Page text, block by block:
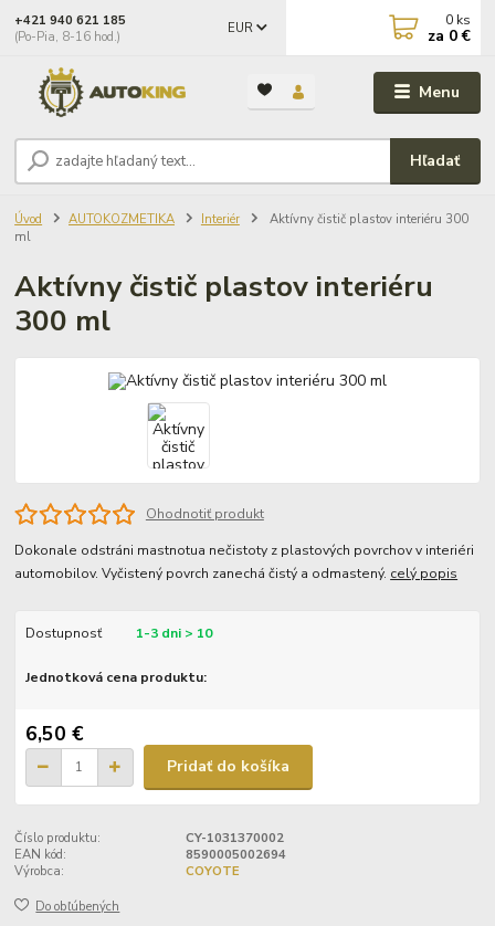
Menu
EUR
Hľadať
+421 940 621 185
(Po-Pia, 8-16 hod.)
0 ks
za 0 €
Úvod AUTOKOZMETIKA Interiér
Aktívny čistič plastov interiéru 300
ml
Aktívny čistič plastov interiéru
300 ml
Ohodnotiť produkt
Dokonale odstráni mastnotua nečistoty z plastových povrchov v interiéri
automobilov. Vyčistený povrch zanechá čistý a odmastený. celý popis
Dostupnosť 1-3 dni > 10
Jednotková cena produktu:
6,50 €
Pridať do košíka
Číslo produktu:
CY-1031370002
EAN kód:
8590005002694
Výrobca:
COYOTE
Do obľúbených